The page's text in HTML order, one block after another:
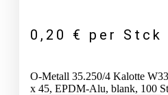
0,20 € per Stck
O-Metall 35.250/4 Kalotte
x 45, EPDM-Alu, blank, 100